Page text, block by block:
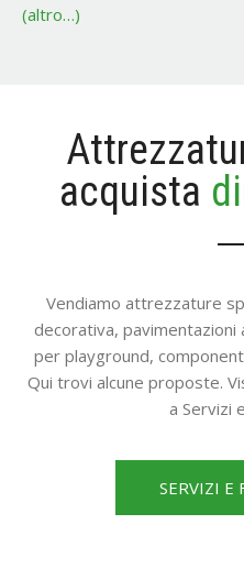
(altro…)
acquista
Vendiamo attrezzature
decorativa,
per playground,
Qui trovi alcune proposte.
a Servizi
SERVIZI E